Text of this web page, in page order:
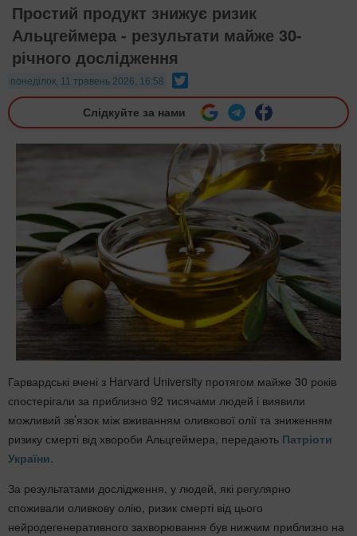
Простий продукт знижує ризик
Альцгеймера - результати майже 30-
річного дослідження
понеділок, 11 травень 2026, 16:58
Слідкуйте за нами
Гарвардські вчені з Harvard University протягом майже 30 років
спостерігали за приблизно 92 тисячами людей і виявили
можливий зв’язок між вживанням оливкової олії та зниженням
ризику смерті від хвороби Альцгеймера, передають Патріоти
України.
За результатами дослідження, у людей, які регулярно
споживали оливкову олію, ризик смерті від цього
нейродегенеративного захворювання був нижчим приблизно на